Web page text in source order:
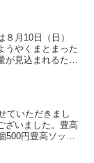
月10日（日）
うやくまとまった
見込まれるため
ていただきまし
ざいました。豊高
500円豊高ソック